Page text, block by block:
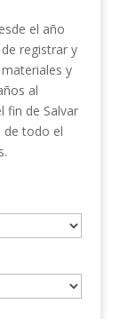
el año
registrar y
y
al
fin de Salvar
de todo el